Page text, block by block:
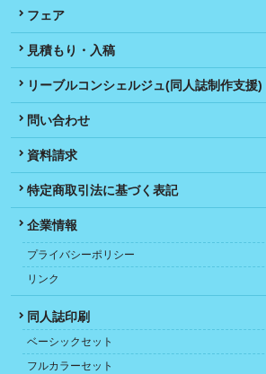
フェア
見積もり・入稿
リーブルコンシェルジュ(同人誌制作支援)
問い合わせ
資料請求
特定商取引法に基づく表記
企業情報
プライバシーポリシー
リンク
同人誌印刷
ベーシックセット
フルカラーセット